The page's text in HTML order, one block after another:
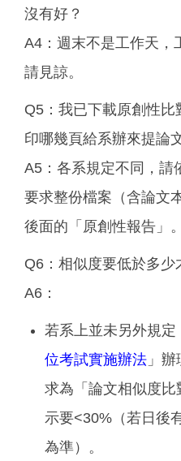
沒有好？
A4：週末不是工作天，
請見諒。
Q5：我已下載原創性
印哪幾頁給系辦來提論
A5：各系規定不同，請
要求整份檔案（含論文
後面的「原創性報告」。
Q6：相似度要低於多少
A6：
若系上並未另外規定
位考試實施辦法 」
求為「論文相似度
示要<30%（若日後
為準）。